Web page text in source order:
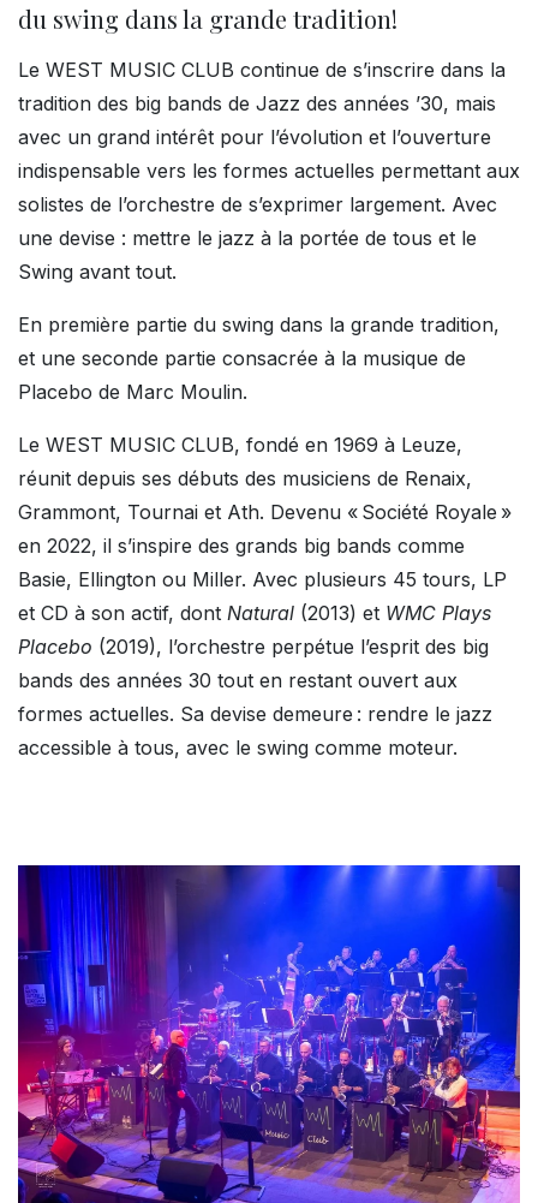
du swing dans la grande tradition!
Le WEST MUSIC CLUB continue de s’inscrire dans la
tradition des big bands de Jazz des années ’30, mais
avec un grand intérêt pour l’évolution et l’ouverture
indispensable vers les formes actuelles permettant aux
solistes de l’orchestre de s’exprimer largement. Avec
une devise : mettre le jazz à la portée de tous et le
Swing avant tout.
En première partie du swing dans la grande tradition,
et une seconde partie consacrée à la musique de
Placebo de Marc Moulin.
Le WEST MUSIC CLUB, fondé en 1969 à Leuze,
réunit depuis ses débuts des musiciens de Renaix,
Grammont, Tournai et Ath. Devenu « Société Royale »
en 2022, il s’inspire des grands big bands comme
Basie, Ellington ou Miller. Avec plusieurs 45 tours, LP
et CD à son actif, dont Natural (2013) et WMC Plays
Placebo (2019), l’orchestre perpétue l’esprit des big
bands des années 30 tout en restant ouvert aux
formes actuelles. Sa devise demeure : rendre le jazz
accessible à tous, avec le swing comme moteur.